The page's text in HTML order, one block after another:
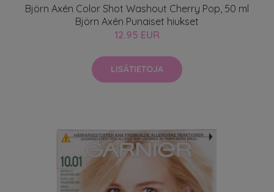
Björn Axén Color Shot Washout Cherry Pop, 50 ml
Björn Axén Punaiset hiukset
12.95 EUR
LISÄTIETOJA